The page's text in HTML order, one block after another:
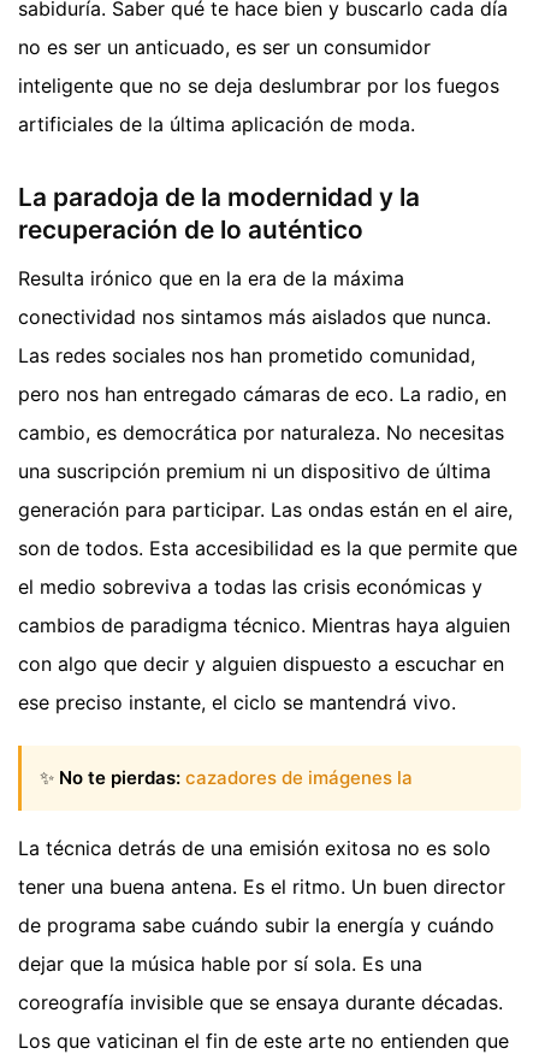
sabiduría. Saber qué te hace bien y buscarlo cada día
no es ser un anticuado, es ser un consumidor
inteligente que no se deja deslumbrar por los fuegos
artificiales de la última aplicación de moda.
La paradoja de la modernidad y la
recuperación de lo auténtico
Resulta irónico que en la era de la máxima
conectividad nos sintamos más aislados que nunca.
Las redes sociales nos han prometido comunidad,
pero nos han entregado cámaras de eco. La radio, en
cambio, es democrática por naturaleza. No necesitas
una suscripción premium ni un dispositivo de última
generación para participar. Las ondas están en el aire,
son de todos. Esta accesibilidad es la que permite que
el medio sobreviva a todas las crisis económicas y
cambios de paradigma técnico. Mientras haya alguien
con algo que decir y alguien dispuesto a escuchar en
ese preciso instante, el ciclo se mantendrá vivo.
✨ No te pierdas: cazadores de imágenes la
La técnica detrás de una emisión exitosa no es solo
tener una buena antena. Es el ritmo. Un buen director
de programa sabe cuándo subir la energía y cuándo
dejar que la música hable por sí sola. Es una
coreografía invisible que se ensaya durante décadas.
Los que vaticinan el fin de este arte no entienden que